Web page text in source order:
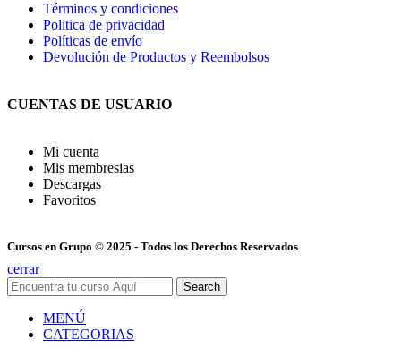
Términos y condiciones
Politica de privacidad
Políticas de envío
Devolución de Productos y Reembolsos
CUENTAS DE USUARIO
Mi cuenta
Mis membresias
Descargas
Favoritos
Cursos en Grupo © 2025 - Todos los Derechos Reservados
cerrar
Search
MENÚ
CATEGORIAS